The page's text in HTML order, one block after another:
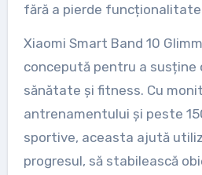
fără a pierde
Xiaomi Smart Band 10
concepută pentru a susține
sănătate și fitness. Cu
antrenamentului și peste
sportive, aceasta ajută
progresul, să stabilească